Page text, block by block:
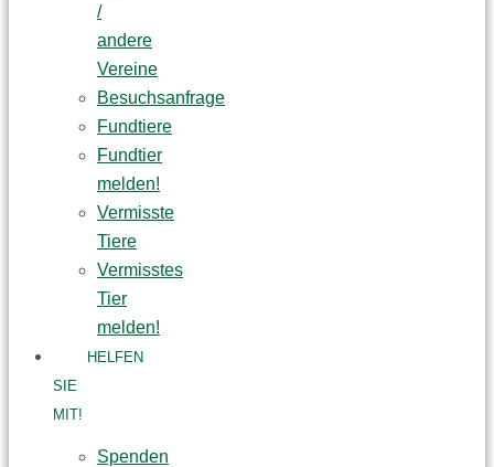
/
andere
Vereine
Besuchsanfrage
Fundtiere
Fundtier
melden!
Vermisste
Tiere
Vermisstes
Tier
melden!
HELFEN
SIE
MIT!
Spenden